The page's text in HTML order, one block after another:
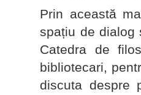
Prin această
spațiu de dialog
Catedra de
bibliotecari,
discuta despre